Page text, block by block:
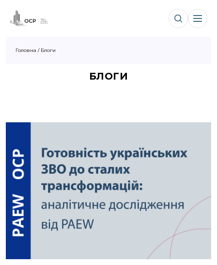
Головна / Блоги
БЛОГИ